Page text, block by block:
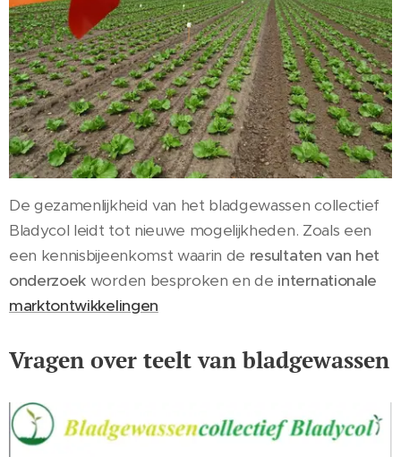
De gezamenlijkheid van het bladgewassen collectief
Bladycol leidt tot nieuwe mogelijkheden. Zoals een
een kennisbijeenkomst waarin de resultaten van het
onderzoek worden besproken en de internationale
marktontwikkelingen
Vragen over teelt van bladgewassen